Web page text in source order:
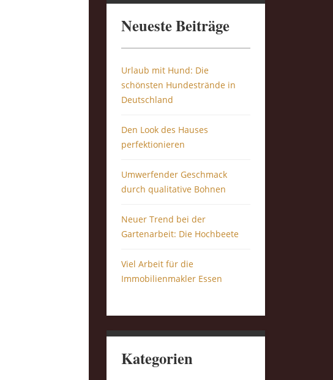
Neueste Beiträge
Urlaub mit Hund: Die
schönsten Hundestrände in
Deutschland
Den Look des Hauses
perfektionieren
Umwerfender Geschmack
durch qualitative Bohnen
Neuer Trend bei der
Gartenarbeit: Die Hochbeete
Viel Arbeit für die
Immobilienmakler Essen
Kategorien